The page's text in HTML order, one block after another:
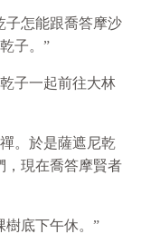
怎能跟喬答摩沙
子。”
子一起前往大林
。於是薩遮尼乾
，現在喬答摩賢者
底下午休。”